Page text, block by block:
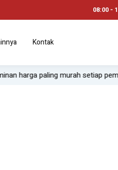
08:00 -
Kontak
paling murah setiap